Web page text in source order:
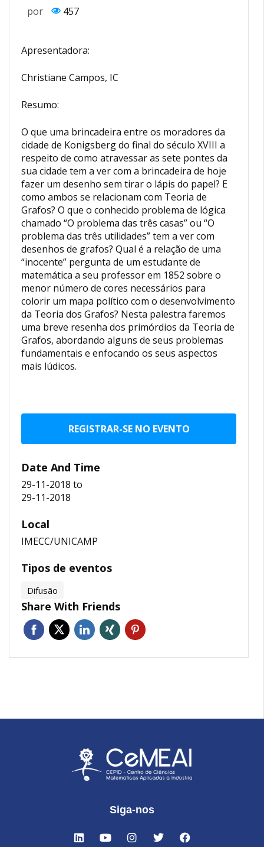
por 457
Apresentadora:
Christiane Campos, IC
Resumo:
O que uma brincadeira entre os moradores da
cidade de Konigsberg do final do século XVIII a
respeito de como atravessar as sete pontes da
sua cidade tem a ver com a brincadeira de hoje
fazer um desenho sem tirar o lápis do papel? E
como ambos se relacionam com Teoria de
Grafos? O que o conhecido problema de lógica
chamado “O problema das três casas” ou “O
problema das três utilidades” tem a ver com
desenhos de grafos? Qual é a relação de uma
“inocente” pergunta de um estudante de
matemática a seu professor em 1852 sobre o
menor número de cores necessários para
colorir um mapa político com o desenvolvimento
da Teoria dos Grafos? Nesta palestra faremos
uma breve resenha dos primórdios da Teoria de
Grafos, abordando alguns de seus problemas
fundamentais e enfocando os seus aspectos
mais lúdicos.
REGISTRAR-SE NO EVENTO
Date And Time
29-11-2018 to
29-11-2018
Local
IMECC/UNICAMP
Tipos de eventos
Difusão
Share With Friends
Siga-nos